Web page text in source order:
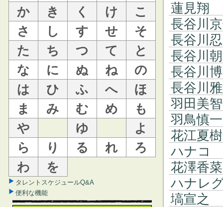
か
き く け
こ
さ
し す せ
そ
た
ち つ て
と
な
に ぬ ね
の
は
ひ ふ へ
ほ
ま
み む め
も
や
ゆ
よ
ら
り る れ
ろ
わ
を
タレントスケジュールQ&A
便利な機能
蓮見翔
長谷川
長谷川忍
長谷川
長谷川
長谷川
羽田美
羽鳥慎一
花江夏樹
ハナコ
花澤香菜
ハナレ
塙宣之